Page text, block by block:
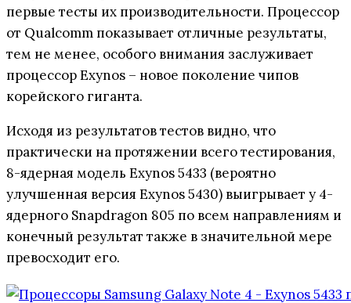
первые тесты их производительности. Процессор
от Qualcomm показывает отличные результаты,
тем не менее, особого внимания заслуживает
процессор Exynos – новое поколение чипов
корейского гиганта.
Исходя из результатов тестов видно, что
практически на протяжении всего тестирования,
8-ядерная модель Exynos 5433 (вероятно
улучшенная версия Exynos 5430) выигрывает у 4-
ядерного Snapdragon 805 по всем направлениям и
конечный результат также в значительной мере
превосходит его.